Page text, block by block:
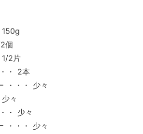
個
1/2片
・ 2本
・・・ 少々
々
・ 少々
・・・ 少々